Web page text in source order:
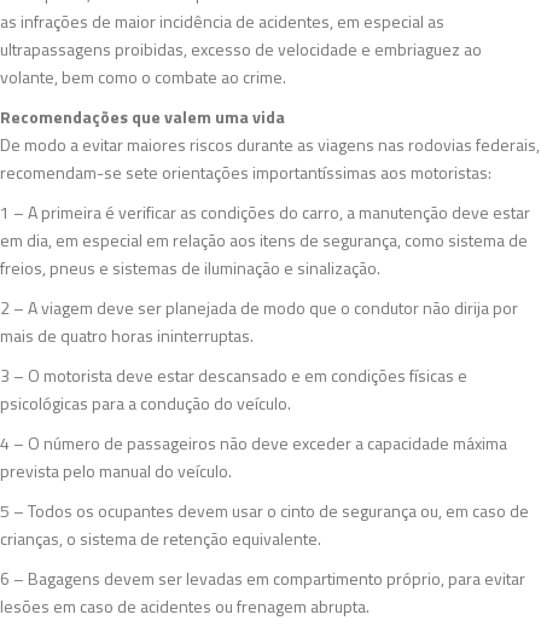
as infrações de maior incidência de acidentes, em especial as
ultrapassagens proibidas, excesso de velocidade e embriaguez ao
volante, bem como o combate ao crime.
Recomendações que valem uma vida
De modo a evitar maiores riscos durante as viagens nas rodovias federais,
recomendam-se sete orientações importantíssimas aos motoristas:
1 – A primeira é verificar as condições do carro, a manutenção deve estar
em dia, em especial em relação aos itens de segurança, como sistema de
freios, pneus e sistemas de iluminação e sinalização.
2 – A viagem deve ser planejada de modo que o condutor não dirija por
mais de quatro horas ininterruptas.
3 – O motorista deve estar descansado e em condições físicas e
psicológicas para a condução do veículo.
4 – O número de passageiros não deve exceder a capacidade máxima
prevista pelo manual do veículo.
5 – Todos os ocupantes devem usar o cinto de segurança ou, em caso de
crianças, o sistema de retenção equivalente.
6 – Bagagens devem ser levadas em compartimento próprio, para evitar
lesões em caso de acidentes ou frenagem abrupta.